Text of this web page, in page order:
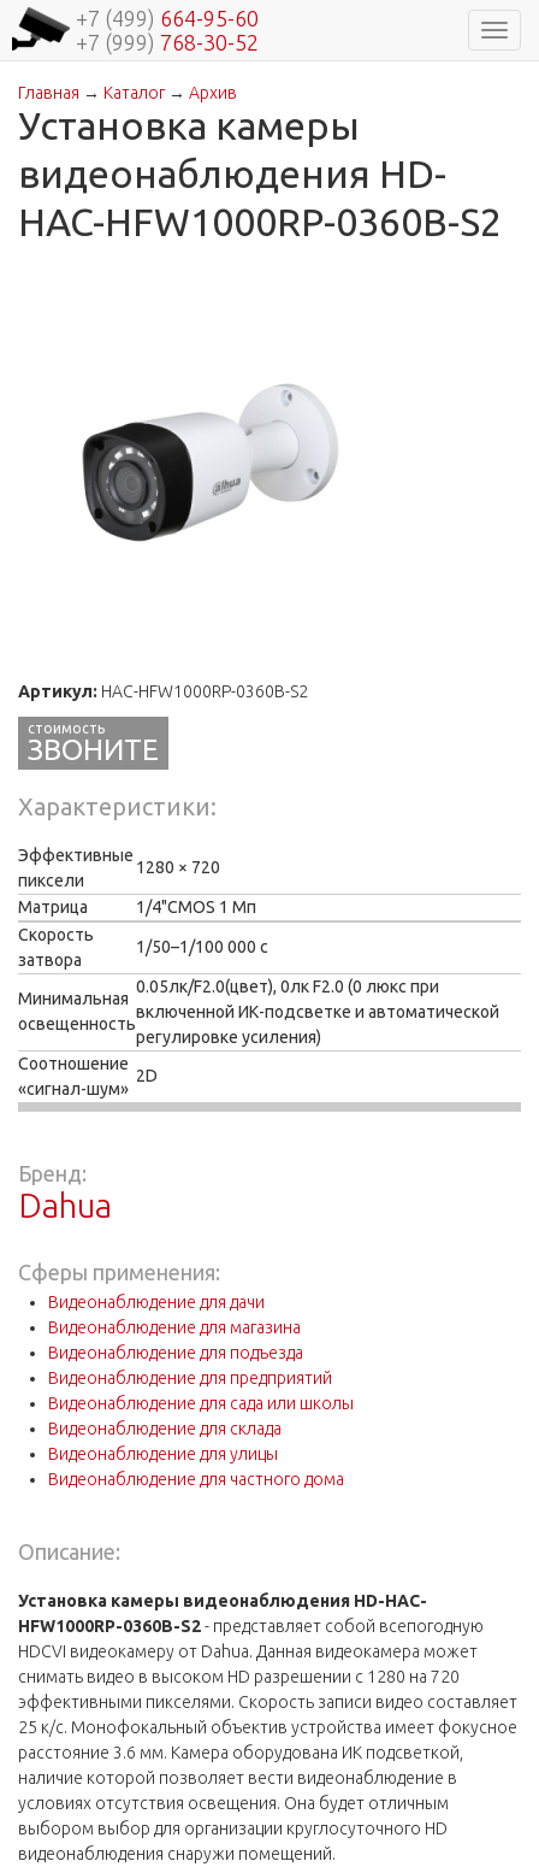
+7 (499) 664-95-60
+7 (999) 768-30-52
Вы здесь
Главная → Каталог→ Архив
Установка камеры
видеонаблюдения HD-
HAC-HFW1000RP-0360B-S2
Артикул: HAC-HFW1000RP-0360B-S2
ЗВОНИТЕ
Характеристики
Эффективные
пиксели
1280 × 720
Матрица
1/4"CMOS 1 Мп
Скорость
затвора
1/50–1/100 000 с
Минимальная
освещенность
0.05лк/F2.0(цвет), 0лк F2.0 (0 люкс при
включенной ИК-подсветке и автоматической
регулировке усиления)
Соотношение
«сигнал-шум»
2D
Бренд:
Dahua
Сферы применения:
Видеонаблюдение для дачи
Видеонаблюдение для магазина
Видеонаблюдение для подъезда
Видеонаблюдение для предприятий
Видеонаблюдение для сада или школы
Видеонаблюдение для склада
Видеонаблюдение для улицы
Видеонаблюдение для частного дома
Описание:
Установка камеры видеонаблюдения HD-HAC-
HFW1000RP-0360B-S2- представляет собой всепогодную
HDCVI видеокамеру от Dahua. Данная видеокамера может
снимать видео в высоком HD разрешении с 1280 на 720
эффективными пикселями. Скорость записи видео составляет
25 к/с. Монофокальный объектив устройства имеет фокусное
расстояние 3.6 мм. Камера оборудована ИК подсветкой,
наличие которой позволяет вести видеонаблюдение в
условиях отсутствия освещения. Она будет отличным
выбором выбор для организации круглосуточного HD
видеонаблюдения снаружи помещений.